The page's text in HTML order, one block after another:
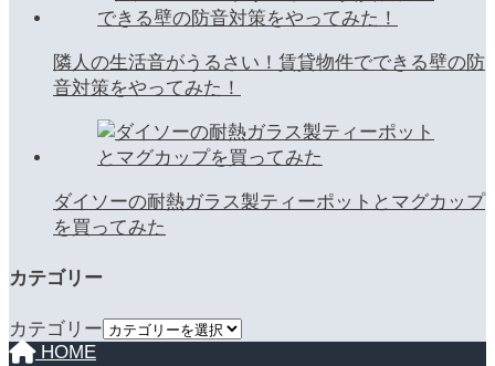
隣人の生活音がうるさい！賃貸物件でできる壁の防
音対策をやってみた！
ダイソーの耐熱ガラス製ティーポットとマグカップ
を買ってみた
カテゴリー
カテゴリー
HOME